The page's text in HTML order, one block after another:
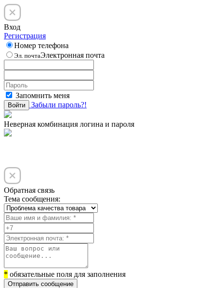
Вход
Регистрация
Номер телефона
Эл. почтаЭлектронная почта
Запомнить меня
Войти Забыли пароль?!
Неверная комбинация логина и пароля
Обратная связь
Тема сообщения:
* обязательные поля для заполнения
Отправить сообщение